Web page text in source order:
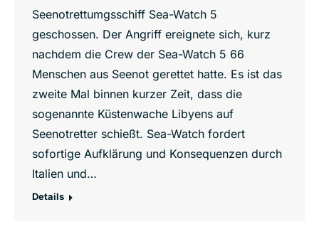
Seenotrettumgsschiff Sea-Watch 5
geschossen. Der Angriff ereignete sich, kurz
nachdem die Crew der Sea-Watch 5 66
Menschen aus Seenot gerettet hatte. Es ist das
zweite Mal binnen kurzer Zeit, dass die
sogenannte Küstenwache Libyens auf
Seenotretter schießt. Sea-Watch fordert
sofortige Aufklärung und Konsequenzen durch
Italien und…
Details